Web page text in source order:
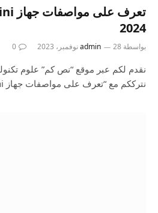
2024
بواسطة admin 28 نوفمبر، 2023 0
نقدم لكم عبر موقع “نص كم” علوم
نترككم مع “تعرف على مواصفات جهاز iPad Mini القادم فى…